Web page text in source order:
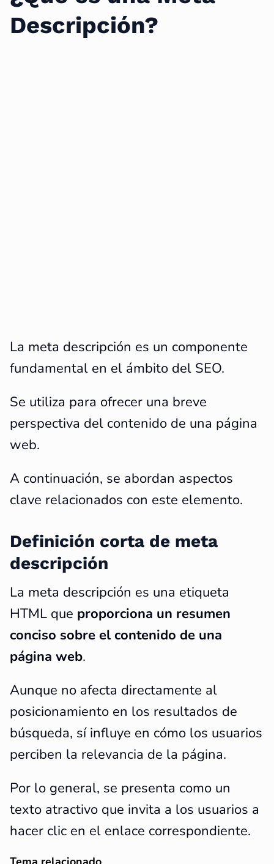
Descripción?
La meta descripción es un componente
fundamental en el ámbito del SEO.
Se utiliza para ofrecer una breve
perspectiva del contenido de una página
web.
A continuación, se abordan aspectos
clave relacionados con este elemento.
Definición corta de meta
descripción
La meta descripción es una etiqueta
HTML que proporciona un resumen
conciso sobre el contenido de una
página web.
Aunque no afecta directamente al
posicionamiento en los resultados de
búsqueda, sí influye en cómo los usuarios
perciben la relevancia de la página.
Por lo general, se presenta como un
texto atractivo que invita a los usuarios a
hacer clic en el enlace correspondiente.